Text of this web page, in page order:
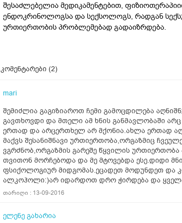
შესაძლებელია მედიკამენტებით,
ენდოკრინოლოგსა და სექსოლოგს, რადგან
ურთიერთობის პრობლემებად გადაიზრდება.
კომენტარები (2)
mari
შემიძლია გაგიზიაროთ ჩემი გამოცდილება
გავთხოვდი და მთელი ამ ხნის განმავლობაში
ერთად და არცერთხელ არ მქონია.ახლა ერთად
მაქვს შესანიშნავი ურთიერთობა,ორგაზმიც
ვგრძნობ,ორგაზმის გარეშე წყვილის
თვითონ მორჩებოდა და მე მტოვებდა ესე.დიდი
ფსიქოლოგიურ მიდგომას.ეცადეთ მოდუნდეთ და
ალკოჰოლი:)არ იდარდოთ დრო ჭირდება და
თარიღი : 13-09-2016
ელენე გახარია